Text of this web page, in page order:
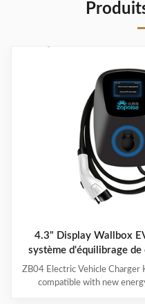
4.3" Display Wallbox
système d'équilibrage de
Protocole
ZB04 Electric Vehicle Charger
compatible with new